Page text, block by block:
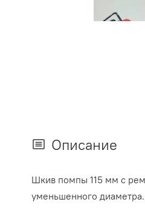
Описание
Шкив помпы 115 мм с
уменьшенного